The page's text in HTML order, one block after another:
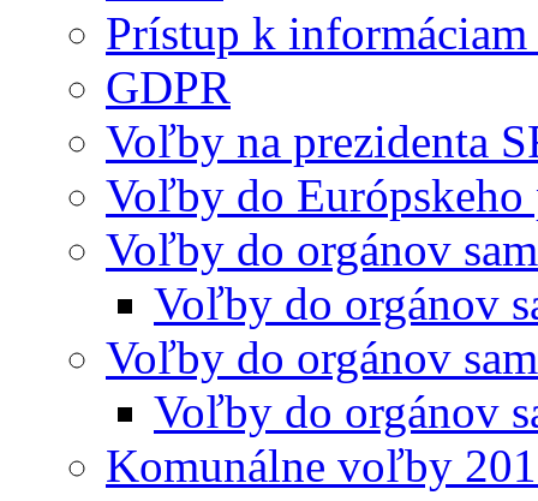
Prístup k
GDPR
Voľby na prezidenta
Voľby do Európskeho
Voľby do orgánov
Voľby do orgánov
Voľby do orgánov
Voľby do orgánov
Komunálne voľby